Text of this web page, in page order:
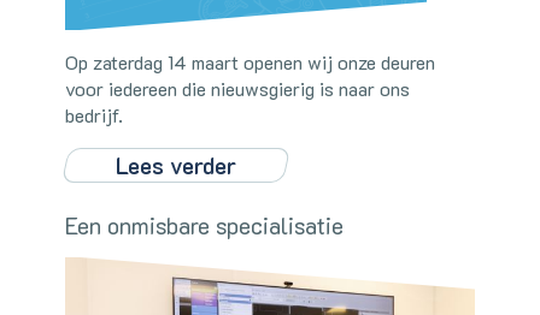
Op zaterdag 14 maart openen wij onze deuren
voor iedereen die nieuwsgierig is naar ons
bedrijf.
Lees verder
Een onmisbare specialisatie